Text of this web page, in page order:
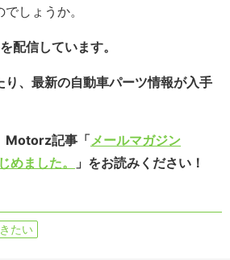
しょうか。
配信しています。
り、最新の自動車パーツ情報が入手
Motorz記事「メールマガジン
めました。
」をお読みください！
たい